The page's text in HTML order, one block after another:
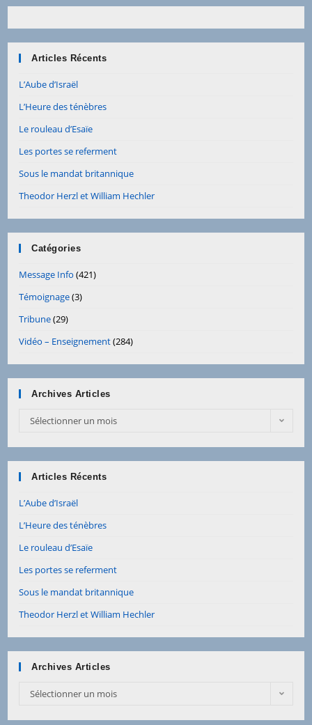
Articles Récents
L’Aube d’Israël
L’Heure des ténèbres
Le rouleau d’Esaïe
Les portes se referment
Sous le mandat britannique
Theodor Herzl et William Hechler
Catégories
Message Info (421)
Témoignage(3)
Tribune(29)
Vidéo – Enseignement(284)
Archives Articles
Sélectionner un mois
Articles Récents
L’Aube d’Israël
L’Heure des ténèbres
Le rouleau d’Esaïe
Les portes se referment
Sous le mandat britannique
Theodor Herzl et William Hechler
Archives Articles
Sélectionner un mois